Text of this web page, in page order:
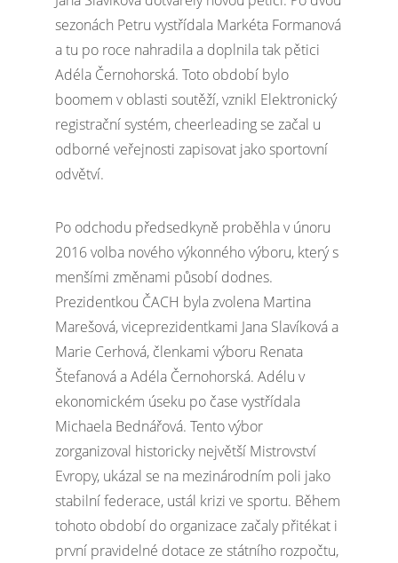
sezonách Petru vystřídala Markéta Formanová
a tu po roce nahradila a doplnila tak pětici
Adéla Černohorská. Toto období bylo
boomem v oblasti soutěží, vznikl Elektronický
registrační systém, cheerleading se začal u
odborné veřejnosti zapisovat jako sportovní
odvětví.
Po odchodu předsedkyně proběhla v únoru
2016 volba nového výkonného výboru, který s
menšími změnami působí dodnes.
Prezidentkou ČACH byla zvolena Martina
Marešová, viceprezidentkami Jana Slavíková a
Marie Cerhová, členkami výboru Renata
Štefanová a Adéla Černohorská. Adélu v
ekonomickém úseku po čase vystřídala
Michaela Bednářová. Tento výbor
zorganizoval historicky největší Mistrovství
Evropy, ukázal se na mezinárodním poli jako
stabilní federace, ustál krizi ve sportu. Během
tohoto období do organizace začaly přitékat i
první pravidelné dotace ze státního rozpočtu,